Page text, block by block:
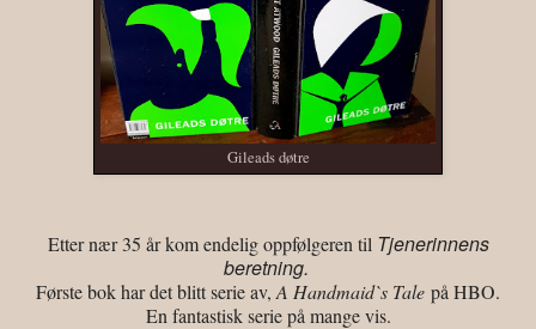
Gileads døtre
Etter nær 35 år kom endelig oppfølgeren til Tjenerinnens
beretning.
Første bok har det blitt serie av, A Handmaid`s Tale på HBO.
En fantastisk serie på mange vis.